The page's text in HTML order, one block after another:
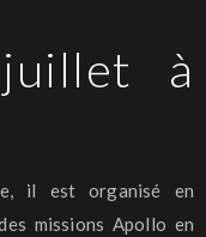
à
il est organisé en
missions Apollo en